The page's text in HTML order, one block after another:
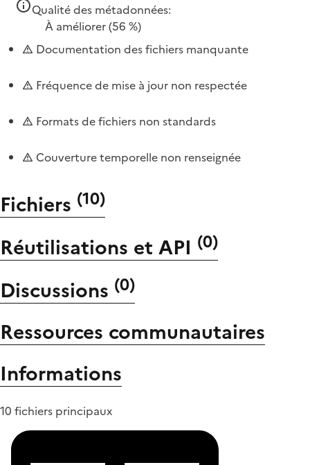
Qualité des métadonnées:
À améliorer(56 %)
Documentation des fichiers manquante
Fréquence de mise à jour non respectée
Formats de fichiers non standards
Couverture temporelle non renseignée
Fichiers (10)
Réutilisations et API (0)
Discussions (0)
Ressources communautaires
Informations
10 fichiers principaux